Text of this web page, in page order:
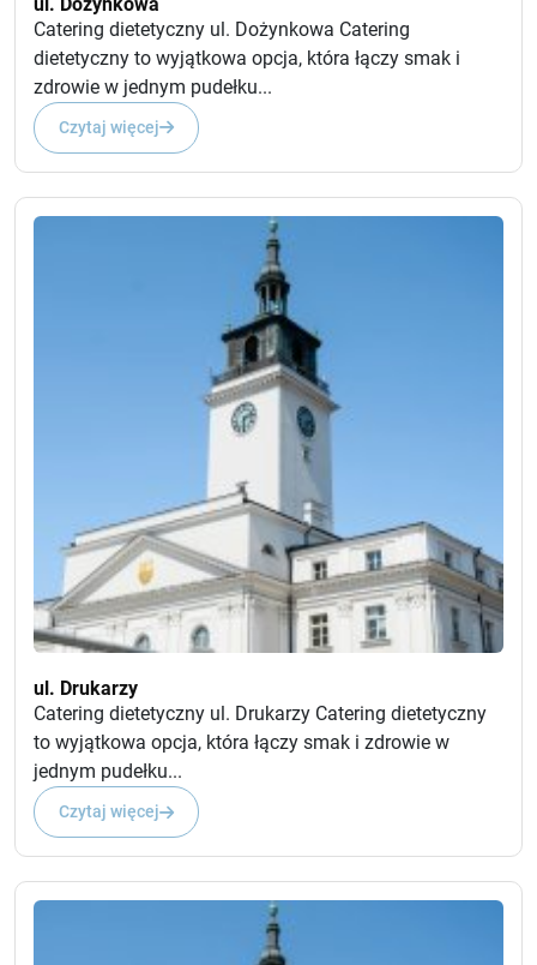
Catering dietetyczny ul. Dożynkowa Catering
dietetyczny to wyjątkowa opcja, która łączy smak i
zdrowie w jednym pudełku...
Czytaj więcej
ul. Drukarzy
Catering dietetyczny ul. Drukarzy Catering dietetyczny
to wyjątkowa opcja, która łączy smak i zdrowie w
jednym pudełku...
Czytaj więcej